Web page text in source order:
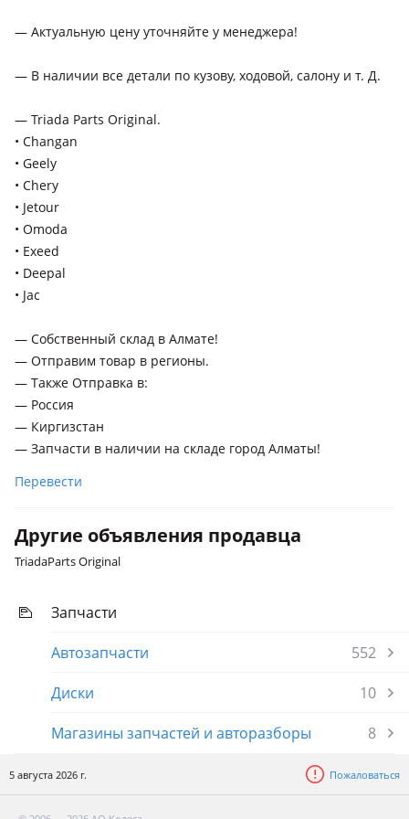
Changan CS75 Plus
поколение, 2021 - 2022 1 поколение рестайлинг, 2019 - 2021
Changan Eado
2025 - н.в. 3 поколение рестайлинг, 2024 - н.в. 3 поколение
2024 - н.в. 1 поколение
2023 - н.в. 1 поколение
— Актуальную цену уточняйте у менеджера!
— В наличии все детали по кузову, ходовой, салону и т. Д.
— Triada Parts Original.
• Changan
• Geely
• Chery
• Jetour
• Omoda
• Exeed
• Deepal
• Jac
— Собственный склад в Алмате!
— Отправим товар в регионы.
— Также Отправка в:
— Россия
— Киргизстан
— Запчасти в наличии на складе город Алматы!
Перевести
Другие объявления продавца
TriadaParts Original
Запчасти
Автозапчасти
552
Диски
10
Магазины запчастей и авторазборы
8
5 августа 2026 г. Пожаловаться